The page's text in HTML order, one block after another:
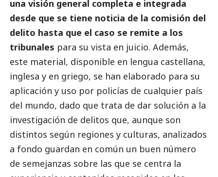
una visión general completa e integrada
desde que se tiene noticia de la comisión del
delito hasta que el caso se remite a los
tribunales para su vista en juicio. Además,
este material, disponible en lengua castellana,
inglesa y en griego, se han elaborado para su
aplicación y uso por policías de cualquier país
del mundo, dado que trata de dar solución a la
investigación de delitos que, aunque son
distintos según regiones y culturas, analizados
a fondo guardan en común un buen número
de semejanzas sobre las que se centra la